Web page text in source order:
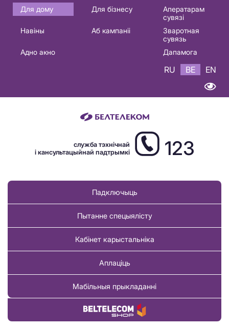
Основная
навигация
Для дому Для бізнесу
Аператарам
сувязі
Навіны
Аб кампаніі
Зваротная
сувязь
Адно акно
Дапамога
RU BE EN
служба тэхнічнай
і кансультацыйнай падтрымкі
123
Падключыць
Пытанне спецыялісту
Кабінет карыстальніка
Аплаціць
Мабільныя прыкладанні
Купіць тавар